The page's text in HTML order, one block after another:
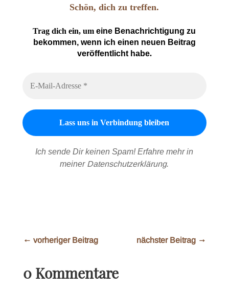
Schön, dich zu treffen.
Trag dich ein, umeine Benachrichtigung zu
bekommen, wenn ich einen neuen Beitrag
veröffentlicht habe.
Ich sende Dir keinen Spam! Erfahre mehr in
meiner Datenschutzerklärung.
← vorheriger Beitrag nächster Beitrag →
0 Kommentare